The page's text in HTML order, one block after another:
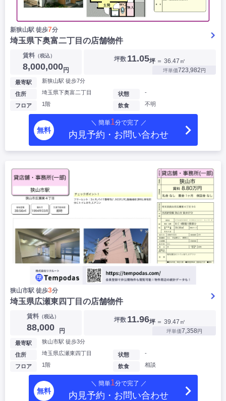
新狭山駅 徒歩7分
埼玉県下奥富二丁目の店舗物件
賃料 （税込）
8,000,000円
坪数 11.05坪 ＝ 36.47㎡
坪単価723,982円
最寄駅 新狭山駅 徒歩7分
住所 埼玉県下奥富二丁目
フロア 1階
状態 -
飲食 不明
無料
＼ 簡単1分で完了 ／
内見予約・お問い合わせ
狭山市駅 徒歩3分
埼玉県広瀬東四丁目の店舗物件
賃料 （税込）
88,000 円
坪数 11.96坪 ＝ 39.47㎡
坪単価7,358円
最寄駅 狭山市駅 徒歩3分
住所 埼玉県広瀬東四丁目
フロア 1階
状態 -
飲食 相談
無料
＼ 簡単1分で完了 ／
内見予約・お問い合わせ